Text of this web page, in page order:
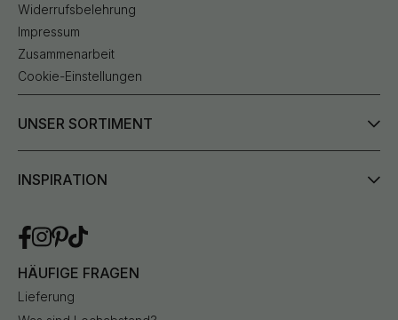
Widerrufsbelehrung
Impressum
Zusammenarbeit
Cookie-Einstellungen
UNSER SORTIMENT
INSPIRATION
HÄUFIGE FRAGEN
Lieferung